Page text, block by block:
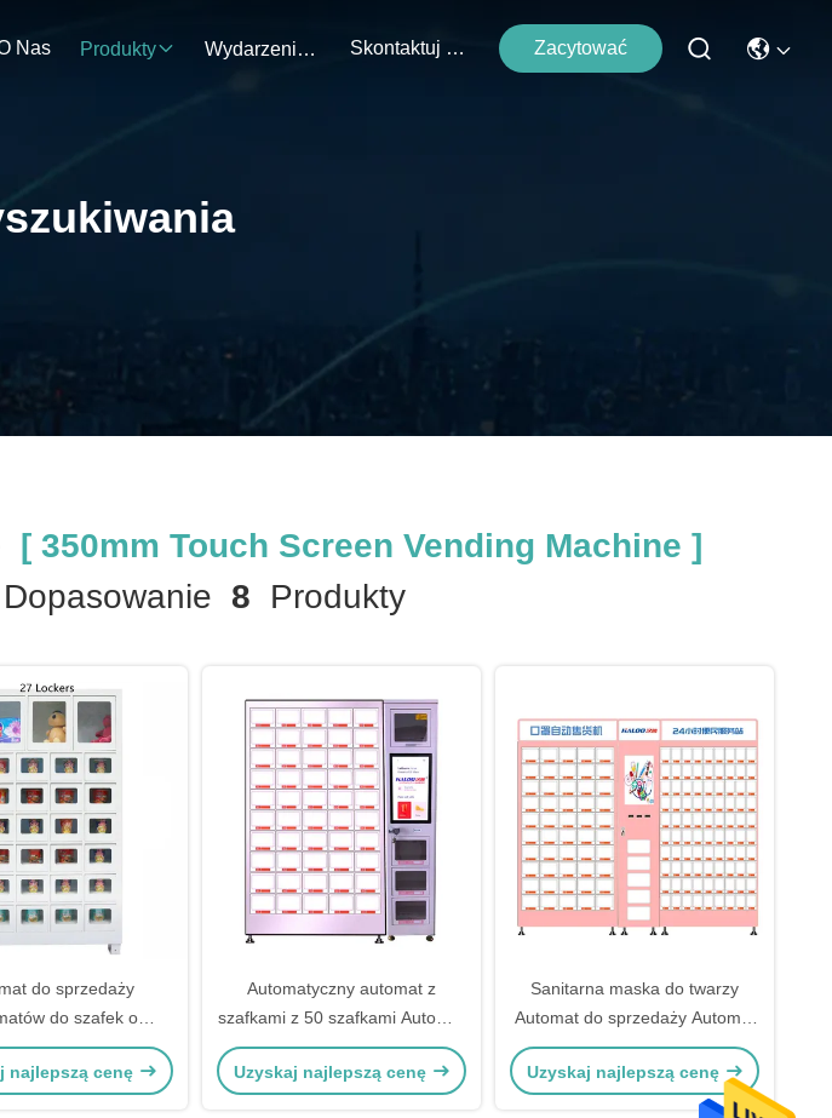
Nas Produkty Wydarzenia Skontaktuj Się Z Nami Zacytować
[ 350mm Touch Screen Vending Machine ]
Dopasowanie 8 Produkty
do sprzedaży
do szafek o
temperaturze
zabawek dla dzieci
najlepszą cenę
Automatyczny automat z
szafkami z 50 szafkami Automat
z pamiątkami Automat do
sprzedaży upominków
Uzyskaj najlepszą cenę
Sanitarna maska ​​​​do twarzy
Automat do sprzedaży Automat
do tkanek Automat tamponowy
Uzyskaj najlepszą cenę